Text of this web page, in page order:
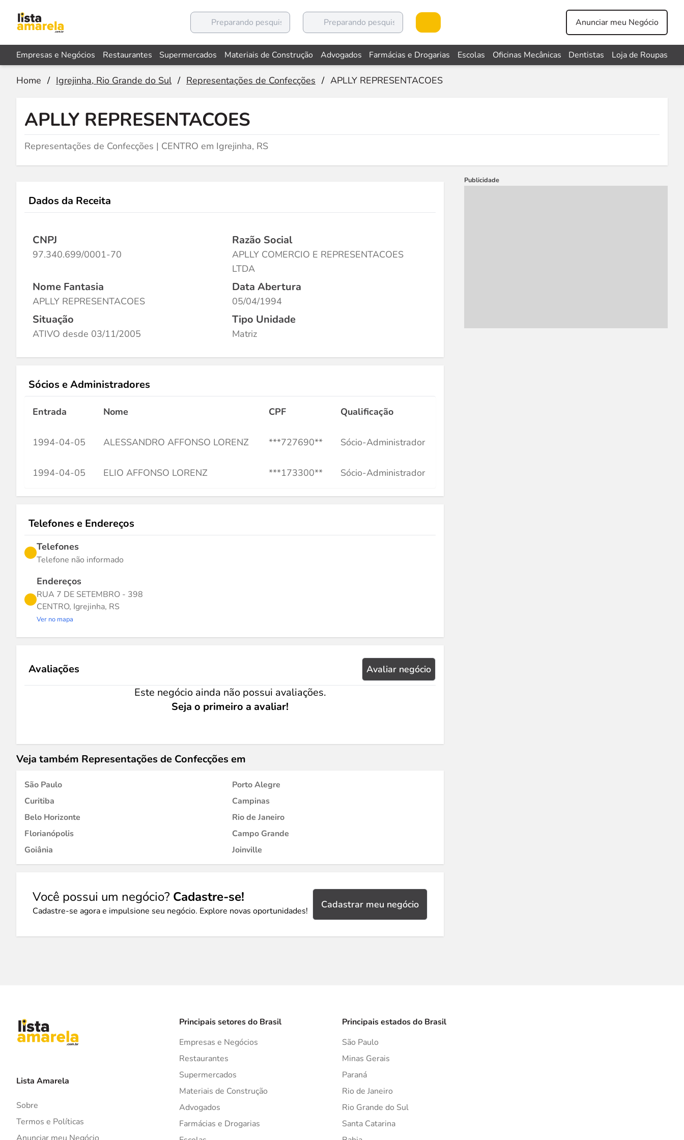
Anunciar meu Negócio
Empresas e Negócios Restaurantes Supermercados Materiais de Construção Advogados Farmácias e Drogarias Escolas Oficinas Mecânicas Dentistas Loja de Roupas
Home / Igrejinha, Rio Grande do Sul / Representações de Confecções / APLLY REPRESENTACOES
APLLY REPRESENTACOES
Representações de Confecções | CENTRO em Igrejinha, RS
Dados da Receita
CNPJ
97.340.699/0001-70
Razão Social
APLLY COMERCIO E REPRESENTACOES
LTDA
Nome Fantasia
APLLY REPRESENTACOES
Data Abertura
05/04/1994
Situação
ATIVO desde 03/11/2005
Tipo Unidade
Matriz
Sócios e Administradores
Entrada Nome CPF Qualificação
1994-04-05 ALESSANDRO AFFONSO LORENZ ***727690** Sócio-Administrador
1994-04-05 ELIO AFFONSO LORENZ ***173300** Sócio-Administrador
Telefones e Endereços
Telefones
Telefone não informado
Endereços
RUA 7 DE SETEMBRO - 398
CENTRO, Igrejinha, RS
Ver no mapa
Avaliações Avaliar negócio
Este negócio ainda não possui avaliações.
Seja o primeiro a avaliar!
Veja também Representações de Confecções em
São Paulo
Porto Alegre
Curitiba
Campinas
Belo Horizonte
Rio de Janeiro
Florianópolis
Campo Grande
Goiânia
Joinville
Você possui um negócio? Cadastre-se!
Cadastre-se agora e impulsione seu negócio. Explore novas oportunidades!
Cadastrar meu negócio
Publicidade
Lista Amarela
Sobre
Termos e Políticas
Principais setores do Brasil
Empresas e Negócios
Restaurantes
Supermercados
Materiais de Construção
Advogados
Farmácias e Drogarias
Principais estados do Brasil
São Paulo
Minas Gerais
Paraná
Rio de Janeiro
Rio Grande do Sul
Santa Catarina